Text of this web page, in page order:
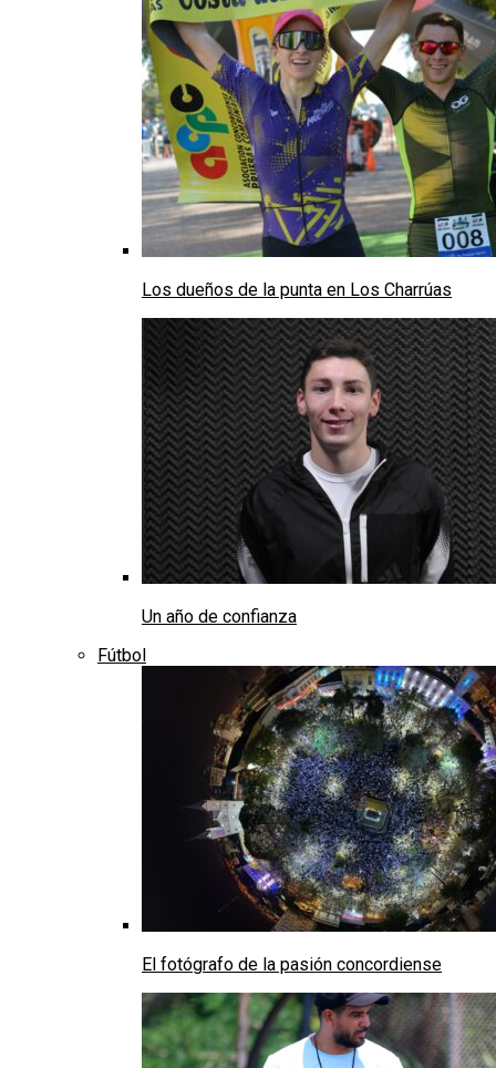
Los dueños de la punta en Los Charrúas
Un año de confianza
Fútbol
El fotógrafo de la pasión concordiense